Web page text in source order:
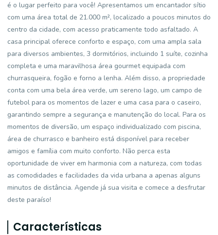
é o lugar perfeito para você! Apresentamos um encantador sítio
com uma área total de 21.000 m², localizado a poucos minutos do
centro da cidade, com acesso praticamente todo asfaltado. A
casa principal oferece conforto e espaço, com uma ampla sala
para diversos ambientes, 3 dormitórios, incluindo 1 suíte, cozinha
completa e uma maravilhosa área gourmet equipada com
churrasqueira, fogão e forno a lenha. Além disso, a propriedade
conta com uma bela área verde, um sereno lago, um campo de
futebol para os momentos de lazer e uma casa para o caseiro,
garantindo sempre a segurança e manutenção do local. Para os
momentos de diversão, um espaço individualizado com piscina,
área de churrasco e banheiro está disponível para receber
amigos e família com muito conforto. Não perca esta
oportunidade de viver em harmonia com a natureza, com todas
as comodidades e facilidades da vida urbana a apenas alguns
minutos de distância. Agende já sua visita e comece a desfrutar
deste paraíso!
Características